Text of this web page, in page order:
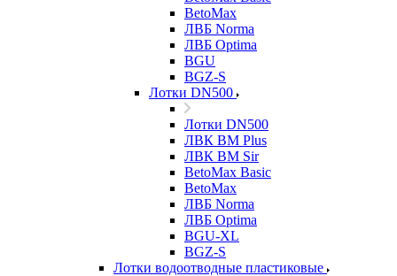
BetoMax
ЛВБ Norma
ЛВБ Optima
BGU
BGZ-S
Лотки DN500
Лотки DN500
ЛВК ВМ Plus
ЛВК ВМ Sir
BetoMax Basic
BetoMax
ЛВБ Norma
ЛВБ Optima
BGU-XL
BGZ-S
Лотки водоотводные пластиковые